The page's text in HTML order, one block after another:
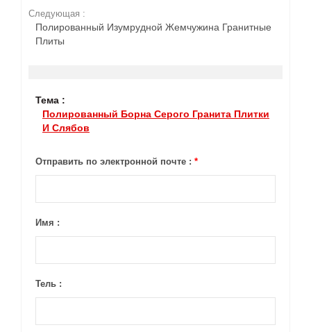
Следующая :
Полированный Изумрудной Жемчужина Гранитные
Плиты
Тема :
Полированный Борна Серого Гранита Плитки
И Слябов
Отправить по электронной почте : *
Имя :
Тель :